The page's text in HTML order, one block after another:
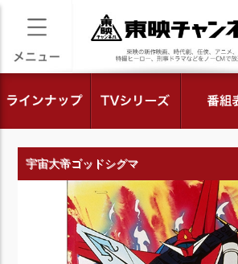
宇宙大帝ゴッドシグマ